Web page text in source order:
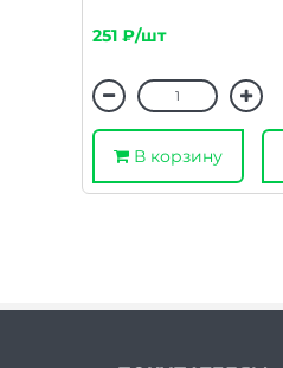
251 ₽/шт
В корзину